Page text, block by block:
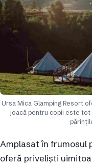
Ursa Mica Glamping Resort
joacă pentru copii este
Amplasat în frumosul
oferă priveliști